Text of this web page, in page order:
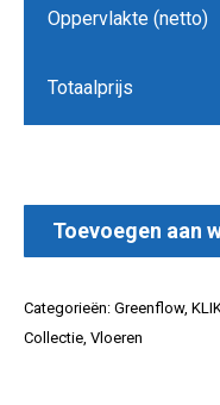
Oppervlakte (netto)
Totaalprijs
Toevoegen aan
Categorieën: Greenflow,
Collectie Vloeren